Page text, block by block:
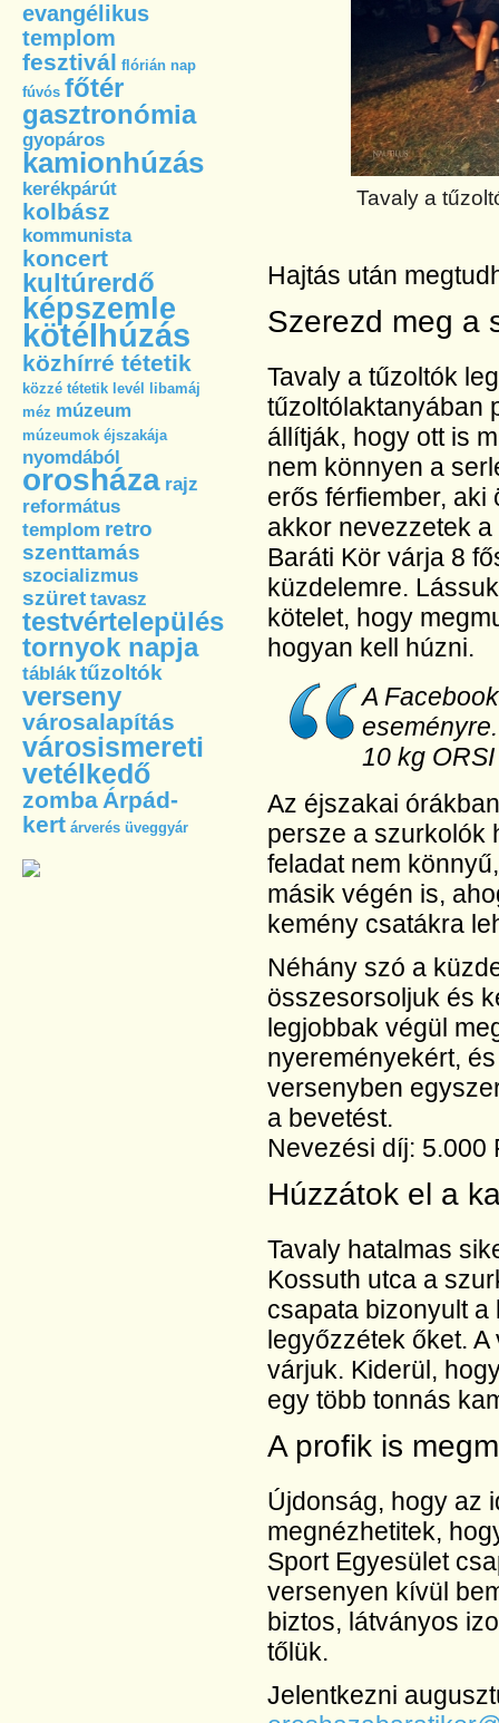
evangélikus
templom
fesztivál flórián nap
fúvós főtér
gasztronómia
gyopáros
kamionhúzás
kerékpárút
kolbász
kommunista
koncert
kultúrerdő
képszemle
kötélhúzás
közhírré tétetik
közzé tétetik levél
libamáj
méz múzeum
múzeumok éjszakája
nyomdából
orosháza rajz
református
templom retro
szenttamás
szocializmus
szüret tavasz
testvértelepülés
tornyok napja
táblák tűzoltók
verseny
városalapítás
városismereti
vetélkedő
zombaÁrpád-
kert árverés üveggyár
Tavaly a
Hajtás után
Szerezd meg a
Tavaly a tűzoltók
tűzoltólaktanyában
állítják, hogy ott is
nem könnyen a
erős férfiember, aki
akkor nevezzetek
Baráti Kör várja 8
küzdelemre.
kötelet, hogy
hogyan kell húzni.
A
10 kg
Az éjszakai
persze a szurkolók
feladat nem
másik végén is,
kemény csatákra
Néhány szó a
összesorsoljuk és
legjobbak végül
nyereményekért,
versenyben
a bevetést.
Nevezési díj: 5.000
Húzzátok el a
Tavaly hatalmas
Kossuth utca a
csapata bizonyult a
legyőzzétek őket.
várjuk. Kiderül,
egy több tonnás
A profik is
Újdonság, hogy az
megnézhetitek,
Sport Egyesület
versenyen kívül
biztos, látványos
tőlük.
Jelentkezni